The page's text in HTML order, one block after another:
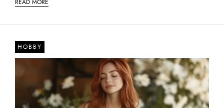
READ MORE
HOBBY